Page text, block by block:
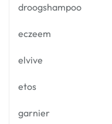
droogshampoo
eczeem
elvive
etos
garnier